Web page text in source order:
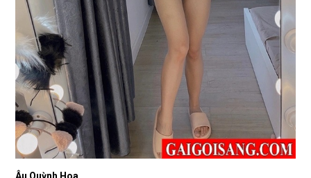
Âu Quỳnh Hoa